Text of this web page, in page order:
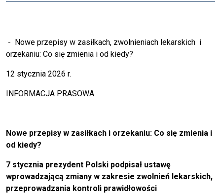
- Nowe przepisy w zasiłkach, zwolnieniach lekarskich i
orzekaniu: Co się zmienia i od kiedy?
12 stycznia 2026 r.
INFORMACJA PRASOWA
Nowe przepisy w zasiłkach i orzekaniu: Co się zmienia i
od kiedy?
7 stycznia prezydent Polski podpisał ustawę
wprowadzającą zmiany w zakresie zwolnień lekarskich,
przeprowadzania kontroli prawidłowości